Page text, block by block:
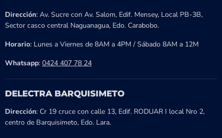
Dirección: Av. Sucre con Av. Salom, Edif. Mensey, Local PB-3B,
Sector casco central Naguanagua, Edo. Carabobo.
Horario: Lunes a Viernes de 8AM a 4PM / Sábado 8AM a 12M
Whatsapp: 0424 407 78 24
DELECTRA BARQUISIMETO
Dirección: Cr 19 cruce con calle 13, Edif. RODUAR I local Nro 2,
centro de Barquisimeto, Edo. Lara.